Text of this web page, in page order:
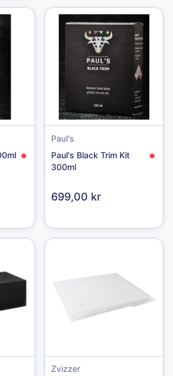
Paul's
Paul's Black Trim Kit
300ml
699,00 kr
Zvizzer